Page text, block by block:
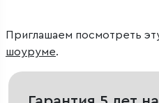
Приглашаем посмотреть
шоуруме.